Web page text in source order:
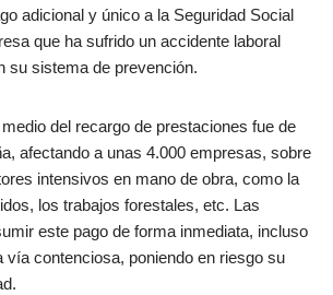
adicional y único a la Seguridad Social
que ha sufrido un accidente laboral
su sistema de prevención.
del recargo de prestaciones fue de
afectando a unas 4.000 empresas, sobre
intensivos en mano de obra, como la
los trabajos forestales, etc. Las
este pago de forma inmediata, incluso
vía contenciosa, poniendo en riesgo su